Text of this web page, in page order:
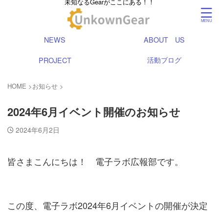
NEWS
ABOUT US
PROJECT
活動ブログ
HOME >お知らせ >
2024年6月イベント開催のお知らせ
2024年6月2日
皆さまこんにちは！ 電子ラボ広報部です。
この度、電子ラボ2024年6月イベントの開催が決定